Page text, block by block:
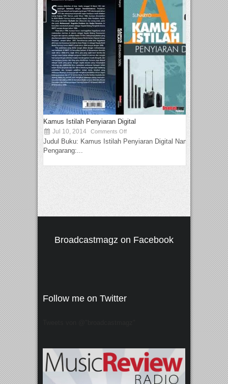
Kamus Istilah Penyiaran Digital
Jul 10, 2014 Comments Off
Judul Buku: Kamus Istilah Penyiaran Digital Nama
Pengarang:...
Broadcastmagz on Facebook
Follow me on Twitter